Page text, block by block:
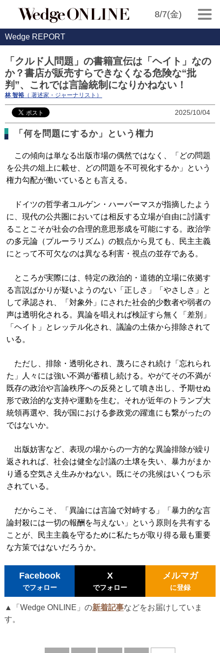
8/7(金)
Wedge REPORT
「クルド人問題」の書籍宣伝は「ヘイト」なの
か？書店が販売すらできなくなる危険な“批
判”、これでは言論統制になりかねない！
林 智裕 （ 著述家・ジャーナリスト）
2025/10/04
「何を問題にするか」という権力
この傾向は単なる出版市場の偶然ではなく、「どの問題
を公共の俎上に載せ、どの問題を不可視化するか」という
権力勾配が働いているとも言える。
ドイツの哲学者ユルゲン・ハーバーマスが指摘したよう
に、現代の公共圏においては相反する立場が自由に討議す
ることこそが社会の合理的意思形成を可能にする。政治学
の多元論（プルーラリズム）の観点から見ても、民主主義
にとって不可欠なのは異なる利害・視点の並存である。
ところが実際には、特定の政治的・道徳的立場に依拠す
る言説ばかりが疑いようのない「正しさ」「やさしさ」と
して承認され、「対象外」にされた社会的少数者や弱者の
声は透明化される。異論を唱えれば検証すら無く「差別」
「ヘイト」とレッテル化され、議論の土俵から排除されて
いる。
ただし、排除・透明化され、蔑ろにされ続け「忘れられ
た」人々には強い不満が蓄積し続ける。やがてその不満が
既存の政治や言論秩序への反発として噴き出し、予期せぬ
形で政治的な支持や運動を生む。それが近年のトランプ大
統領再選や、我が国における参政党の躍進にも繋がったの
ではないか。
出版妨害など、表現の場からの一方的な異論排除が繰り
返されれば、社会は健全な討議の土壌を失い、暴力がまか
り通る空気さえ生みかねない。既にその兆候はいくつも示
されている。
だからこそ、「異論には言論で対峙する」「暴力的な言
論封殺には一切の報酬を与えない」という原則を共有する
ことが、民主主義を守るために私たちが取り得る最も重要
な方策ではないだろうか。
Facebook
でフォロー
X
でフォロー
メルマガ
に登録
▲「Wedge ONLINE」の新着記事などをお届けしていま
す。